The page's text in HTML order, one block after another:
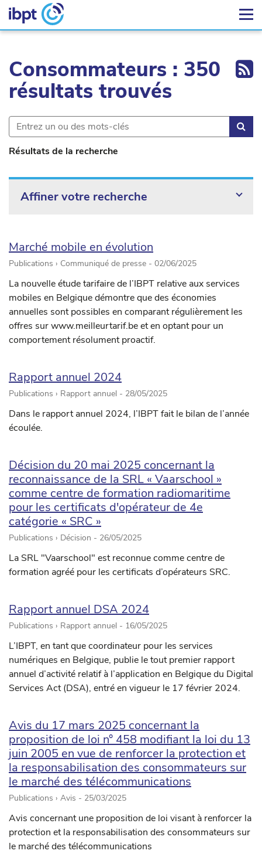
Consommateurs : 350
résultats trouvés
Résultats de la recherche
Affiner votre recherche
Marché mobile en évolution
Publications › Communiqué de presse - 02/06/2025
La nouvelle étude tarifaire de l’IBPT relative aux services
mobiles en Belgique démontre que des économies
annuelles sont possibles en comparant régulièrement les
offres sur www.meilleurtarif.be et en optant pour un
comportement résolument proactif.
Rapport annuel 2024
Publications › Rapport annuel - 28/05/2025
Dans le rapport annuel 2024, l’IBPT fait le bilan de l’année
écoulée.
Décision du 20 mai 2025 concernant la
reconnaissance de la SRL « Vaarschool »
comme centre de formation radiomaritime
pour les certificats d'opérateur de 4e
catégorie « SRC »
Publications › Décision - 26/05/2025
La SRL "Vaarschool" est reconnue comme centre de
formation agréé pour les certificats d’opérateurs SRC.
Rapport annuel DSA 2024
Publications › Rapport annuel - 16/05/2025
L’IBPT, en tant que coordinateur pour les services
numériques en Belgique, publie le tout premier rapport
annuel d’activité relatif à l’application en Belgique du Digital
Services Act (DSA), entré en vigueur le 17 février 2024.
Avis du 17 mars 2025 concernant la
proposition de loi n° 458 modifiant la loi du 13
juin 2005 en vue de renforcer la protection et
la responsabilisation des consommateurs sur
le marché des télécommunications
Publications › Avis - 25/03/2025
Avis concernant une proposition de loi visant à renforcer la
protection et la responsabilisation des consommateurs sur
le marché des télécommunications